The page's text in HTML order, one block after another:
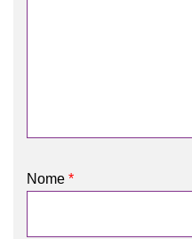
Nome *